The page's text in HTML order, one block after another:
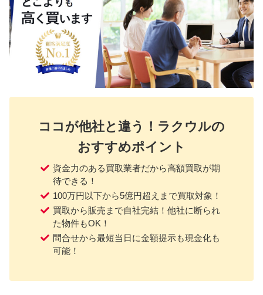
ココが他社と違う！ラクウルの
おすすめポイント
資金力のある買取業者だから高額買取が期
待できる！
100万円以下から5億円超えまで買取対象！
買取から販売まで自社完結！他社に断られ
た物件もOK！
問合せから最短当日に金額提示も現金化も
可能！